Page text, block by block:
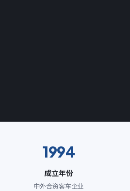
1994
成立年份
中外合资客车企业